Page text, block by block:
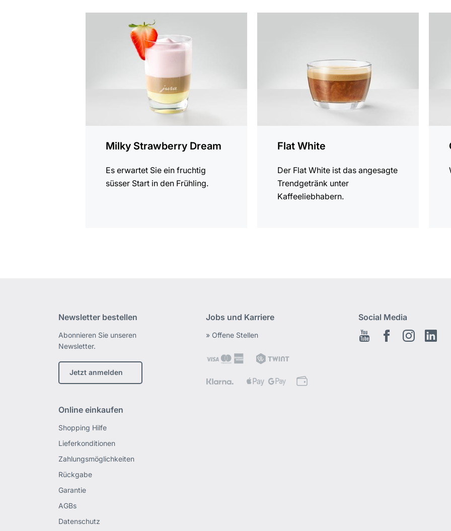
Milky Strawberry Dream
Es erwartet Sie ein fruchtig
süsser Start in den Frühling.
Flat White
Der Flat White ist das angesagte
Trendgetränk unter
Kaffeeliebhabern.
Newsletter bestellen
Abonnieren Sie unseren
Newsletter.
Jetzt anmelden
Jobs und Karriere
» Offene Stellen
Social Media
Youtube FacebookInstagram
Online einkaufen
Shopping Hilfe
Lieferkonditionen
Zahlungsmöglichkeiten
Rückgabe
Garantie
AGBs
Datenschutz